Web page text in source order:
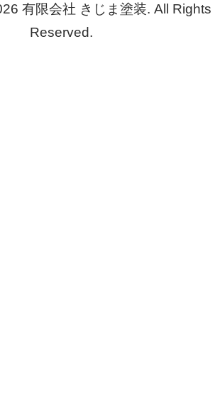
有限会社 きじま塗装. All Rights
Reserved.